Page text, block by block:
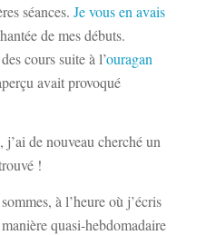
séances. Je vous en avais
de mes débuts.
cours suite à l’ouragan
avait provoqué
de nouveau cherché un
!
à l’heure où j’écris
quasi-hebdomadaire